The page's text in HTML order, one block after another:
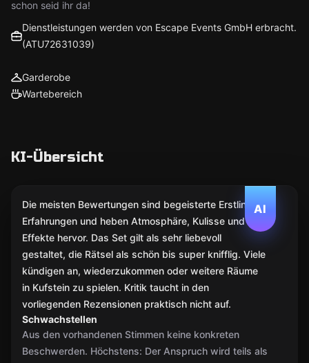
schon seid ihr da!
Dienstleistungen werden von Escape Events GmbH erbracht.
(ATU72631039)
Garderobe
Wartebereich
KI-Übersicht
AI
Die meisten Bewertungen sind begeisterte Erstlings-
Erfahrungen und heben Atmosphäre, Kulisse und
Effekte hervor. Das Set gilt als sehr liebevoll
gestaltet, die Rätsel als schön bis super knifflig. Viele
kündigen an, wiederzukommen oder weitere Räume
in Kufstein zu spielen. Kritik taucht in den
vorliegenden Rezensionen praktisch nicht auf.
Schwachstellen
Aus den vorhandenen Stimmen keine konkreten
Beschwerden. Höchstens: Der Anspruch wird teils als